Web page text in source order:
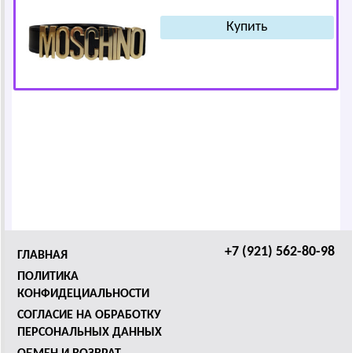
+7 (921) 562-80-98
ГЛАВНАЯ
ПОЛИТИКА
КОНФИДЕЦИАЛЬНОСТИ
СОГЛАСИЕ НА ОБРАБОТКУ
ПЕРСОНАЛЬНЫХ ДАННЫХ